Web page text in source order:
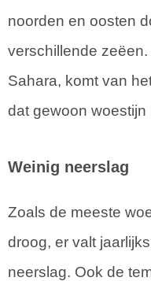
noorden en oosten
verschillende
Sahara, komt van
dat gewoon woestijn
Weinig neerslag
Zoals de meeste
droog, er valt
neerslag. Ook de